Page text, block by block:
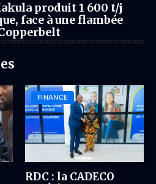
produit 1 600 t/j
face à une flambée
FINANCE
RDC : la CADECO